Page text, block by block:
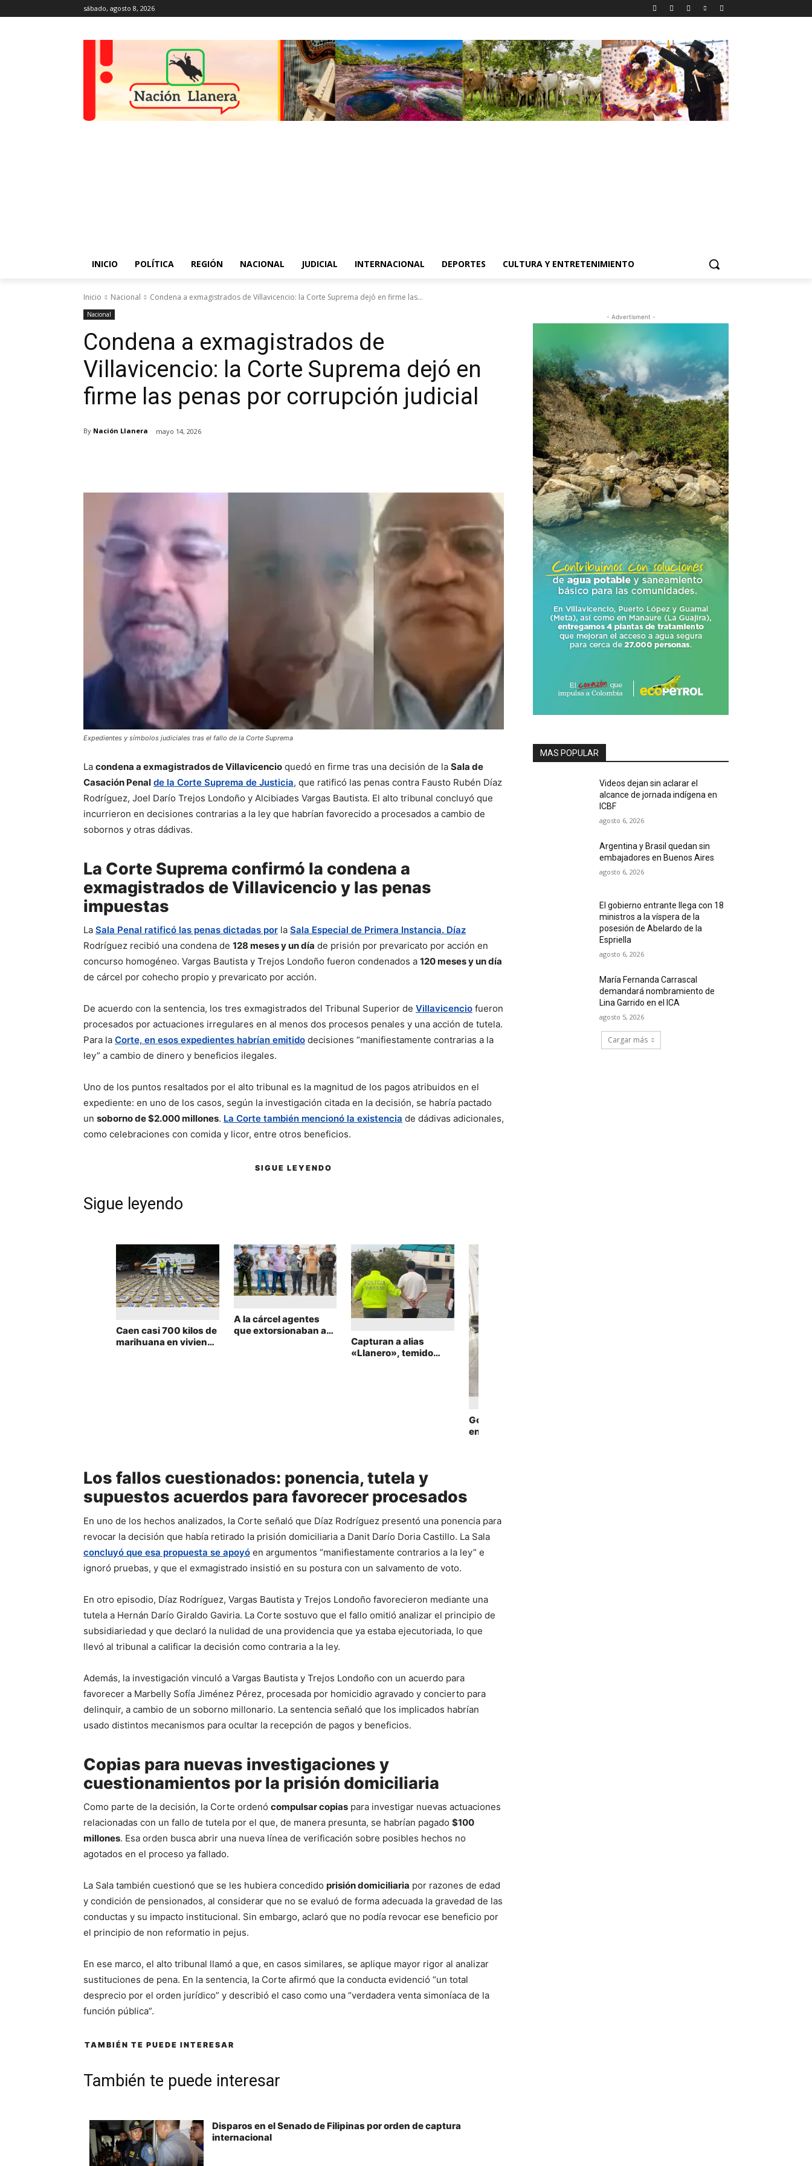
sábado, agosto 8, 2026
INICIO POLÍTICA REGIÓN NACIONAL JUDICIAL INTERNACIONAL DEPORTES CULTURA Y ENTRETENIMIENTO
Inicio Nacional Condena a exmagistrados de Villavicencio: la Corte Suprema dejó en firme las...
Nacional
Condena a exmagistrados de
Villavicencio: la Corte Suprema dejó en
firme las penas por corrupción judicial
By Nación Llanera mayo 14, 2026
Expedientes y símbolos judiciales tras el fallo de la Corte Suprema
La condena a exmagistrados de Villavicencio quedó en firme tras una decisión de la Sala de
Casación Penal de la Corte Suprema de Justicia, que ratificó las penas contra Fausto Rubén Díaz
Rodríguez, Joel Darío Trejos Londoño y Alcibiades Vargas Bautista. El alto tribunal concluyó que
incurrieron en decisiones contrarias a la ley que habrían favorecido a procesados a cambio de
sobornos y otras dádivas.
La Corte Suprema confirmó la condena a
exmagistrados de Villavicencio y las penas
impuestas
La Sala Penal ratificó las penas dictadas por la Sala Especial de Primera Instancia. Díaz
Rodríguez recibió una condena de 128 meses y un día de prisión por prevaricato por acción en
concurso homogéneo. Vargas Bautista y Trejos Londoño fueron condenados a 120 meses y un día
de cárcel por cohecho propio y prevaricato por acción.
De acuerdo con la sentencia, los tres exmagistrados del Tribunal Superior de Villavicencio fueron
procesados por actuaciones irregulares en al menos dos procesos penales y una acción de tutela.
Para la Corte, en esos expedientes habrían emitido decisiones “manifiestamente contrarias a la
ley” a cambio de dinero y beneficios ilegales.
Uno de los puntos resaltados por el alto tribunal es la magnitud de los pagos atribuidos en el
expediente: en uno de los casos, según la investigación citada en la decisión, se habría pactado
un soborno de $2.000 millones. La Corte también mencionó la existencia de dádivas adicionales,
como celebraciones con comida y licor, entre otros beneficios.
SIGUE LEYENDO
Sigue leyendo
Caen casi 700 kilos de
marihuana en vivienda
A la cárcel agentes
que extorsionaban a
Capturan a alias
«Llanero», temido
Golpe al microtráfico
en la vía al Llano:
Los fallos cuestionados: ponencia, tutela y
supuestos acuerdos para favorecer procesados
En uno de los hechos analizados, la Corte señaló que Díaz Rodríguez presentó una ponencia para
revocar la decisión que había retirado la prisión domiciliaria a Danit Darío Doria Castillo. La Sala
concluyó que esa propuesta se apoyó en argumentos “manifiestamente contrarios a la ley” e
ignoró pruebas, y que el exmagistrado insistió en su postura con un salvamento de voto.
En otro episodio, Díaz Rodríguez, Vargas Bautista y Trejos Londoño favorecieron mediante una
tutela a Hernán Darío Giraldo Gaviria. La Corte sostuvo que el fallo omitió analizar el principio de
subsidiariedad y que declaró la nulidad de una providencia que ya estaba ejecutoriada, lo que
llevó al tribunal a calificar la decisión como contraria a la ley.
Además, la investigación vinculó a Vargas Bautista y Trejos Londoño con un acuerdo para
favorecer a Marbelly Sofía Jiménez Pérez, procesada por homicidio agravado y concierto para
delinquir, a cambio de un soborno millonario. La sentencia señaló que los implicados habrían
usado distintos mecanismos para ocultar la recepción de pagos y beneficios.
Copias para nuevas investigaciones y
cuestionamientos por la prisión domiciliaria
Como parte de la decisión, la Corte ordenó compulsar copias para investigar nuevas actuaciones
relacionadas con un fallo de tutela por el que, de manera presunta, se habrían pagado $100
millones. Esa orden busca abrir una nueva línea de verificación sobre posibles hechos no
agotados en el proceso ya fallado.
La Sala también cuestionó que se les hubiera concedido prisión domiciliaria por razones de edad
y condición de pensionados, al considerar que no se evaluó de forma adecuada la gravedad de las
conductas y su impacto institucional. Sin embargo, aclaró que no podía revocar ese beneficio por
el principio de non reformatio in pejus.
En ese marco, el alto tribunal llamó a que, en casos similares, se aplique mayor rigor al analizar
sustituciones de pena. En la sentencia, la Corte afirmó que la conducta evidenció “un total
desprecio por el orden jurídico” y describió el caso como una “verdadera venta simoníaca de la
función pública”.
TAMBIÉN TE PUEDE INTERESAR
También te puede interesar
Disparos en el Senado de Filipinas por orden de captura
internacional
- Advertisment -
MAS POPULAR
Videos dejan sin aclarar el
alcance de jornada indígena en
ICBF
agosto 6, 2026
Argentina y Brasil quedan sin
embajadores en Buenos Aires
agosto 6, 2026
El gobierno entrante llega con 18
ministros a la víspera de la
posesión de Abelardo de la
Espriella
agosto 6, 2026
María Fernanda Carrascal
demandará nombramiento de
Lina Garrido en el ICA
agosto 5, 2026
Cargar más